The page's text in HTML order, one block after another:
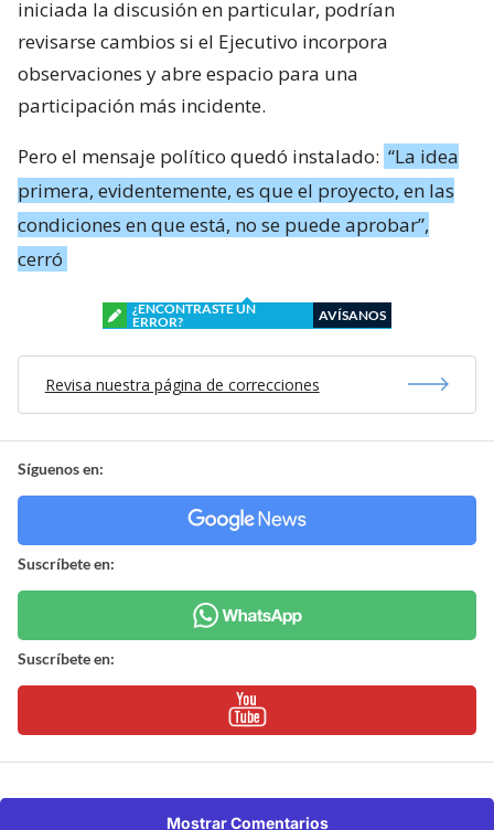
iniciada la discusión en particular, podrían
revisarse cambios si el Ejecutivo incorpora
observaciones y abre espacio para una
participación más incidente.
Pero el mensaje político quedó instalado: “La idea
primera, evidentemente, es que el proyecto, en las
condiciones en que está, no se puede aprobar”,
cerró
¿ENCONTRASTE UN
ERROR?
AVÍSANOS
Revisa nuestra página de correcciones
Síguenos en:
Suscríbete en:
Suscríbete en:
Mostrar Comentarios